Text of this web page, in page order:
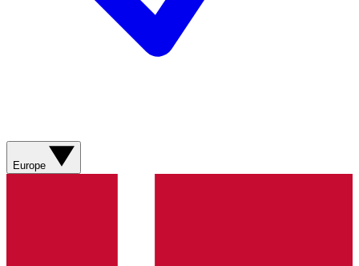
Europe